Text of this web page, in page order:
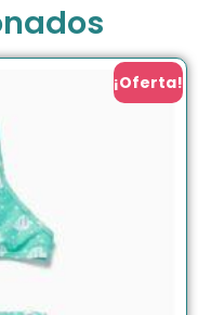
¡Oferta!